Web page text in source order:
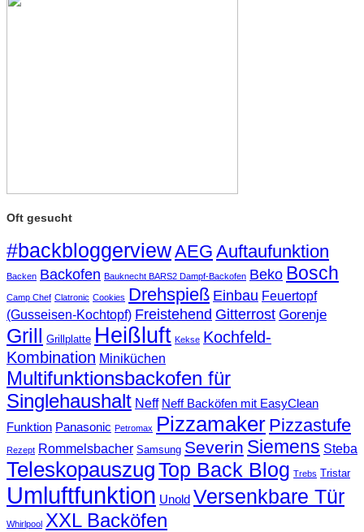
Oft gesucht
#backbloggerviewAEG Auftaufunktion
Backen Backofen Bauknecht BARS2 Dampf-Backofen Beko Bosch
Camp Chef Clatronic Cookies Drehspieß Einbau Feuertopf
(Gusseisen-Kochtopf) Freistehend Gitterrost Gorenje
Grill Grillplatte Heißluft Kekse Kochfeld-
Kombination Miniküchen
Multifunktionsbackofen für
Singlehaushalt Neff Neff Backöfen mit EasyClean
Funktion Panasonic Petromax Pizzamaker Pizzastufe
Rezept Rommelsbacher Samsung Severin Siemens Steba
TeleskopauszugTop Back Blog Trebs Tristar
Umluftfunktion Unold Versenkbare Tür
Whirlpool XXL Backöfen